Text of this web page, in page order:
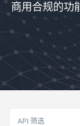
商用合规的功
API 筛选